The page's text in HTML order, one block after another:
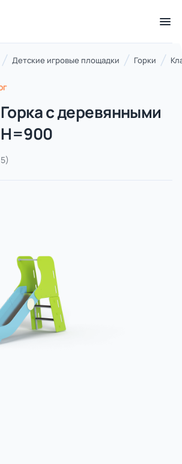
территорий
для лазания
Детские игровые площадки Горки
с деревянными